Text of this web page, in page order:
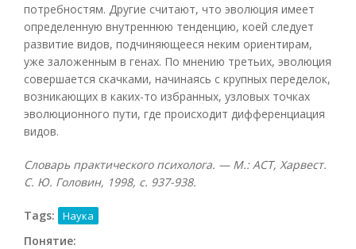
потребностям. Другие считают, что эволюция имеет
определенную внутреннюю тенденцию, коей следует
развитие видов, подчиняющееся неким ориентирам,
уже заложенным в генах. По мнению третьих, эволюция
совершается скачками, начинаясь с крупных переделок,
возникающих в каких-то избранных, узловых точках
эволюционного пути, где происходит дифференциация
видов.
Словарь практического психолога. — М.: АСТ, Харвест.
С. Ю. Головин, 1998, с. 937-938.
Tags: Наука
Понятие: